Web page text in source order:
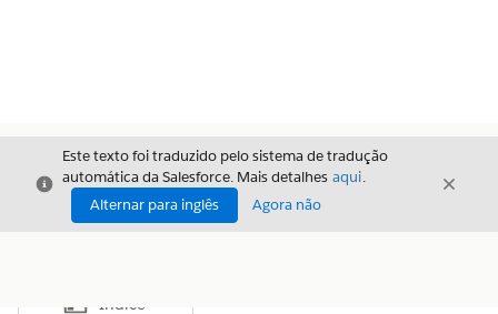
Fechar
Este texto foi traduzido pelo sistema de tradução
automática da Salesforce. Mais detalhes aqui.
Alternar para inglês
Agora não
Fechar
Mostrar índice
Índice